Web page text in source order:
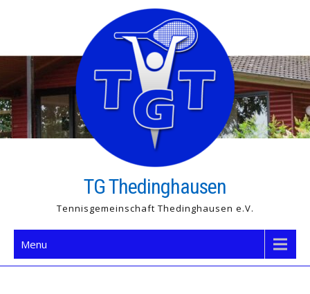
TG Thedinghausen
Tennisgemeinschaft Thedinghausen e.V.
Menu